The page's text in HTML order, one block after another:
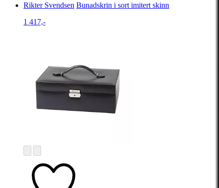
Rikter Svendsen Bunadskrin i sort imitert skinn
1 417,-